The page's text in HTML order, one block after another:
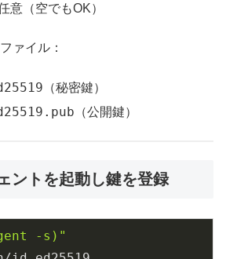
意（空でもOK）
ァイル：
（秘密鍵）
（公開鍵）
ントを起動し鍵を登録
-s) "